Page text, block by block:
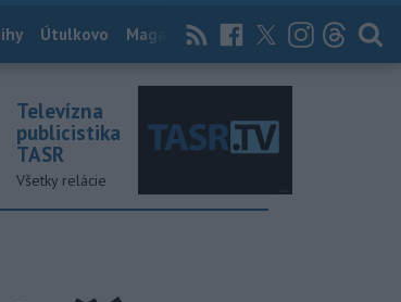
Útulkovo Magazín News Now Archív
Televízna
publicistika
TASR
Všetky relácie